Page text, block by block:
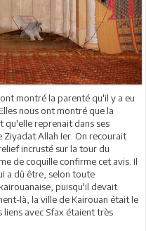
montré la parenté qu'il y a eu
nous ont montré que la
qu'elle reprenait dans ses
Ziyadat Allah Ier. On recourait
incrusté sur la tour du
de coquille confirme cet avis. Il
a dû être, selon toute
puisqu'il devait
là, la ville de Kairouan était le
avec Sfax étaient très